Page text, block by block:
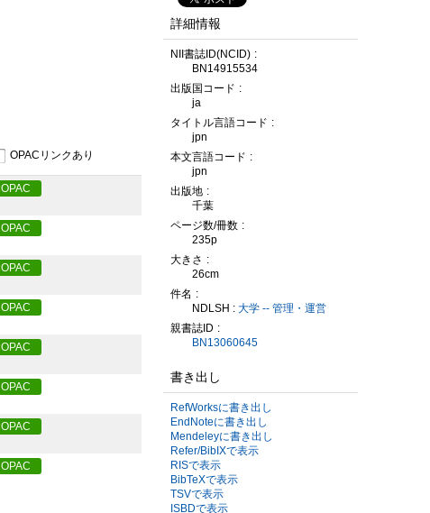
OPACリンクあり
OPAC
OPAC
OPAC
OPAC
OPAC
OPAC
OPAC
OPAC
詳細情報
NII書誌ID(NCID)
BN14915534
出版国コード
ja
タイトル言語コード
jpn
本文言語コード
jpn
出版地
千葉
ページ数/冊数
235p
大きさ
26cm
件名
NDLSH : 大学 -- 管理・運営
親書誌ID
BN13060645
書き出し
RefWorksに書き出し
EndNoteに書き出し
Mendeleyに書き出し
Refer/BibIXで表示
RISで表示
BibTeXで表示
TSVで表示
ISBDで表示